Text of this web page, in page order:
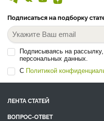
Подписаться на подборку
Подписываясь на
персональных данных.
С Политикой
ЛЕНТА СТАТЕЙ
ВОПРОС-ОТВЕТ